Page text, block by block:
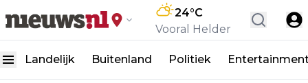
24°C
Vooral Helder
Landelijk Buitenland Politiek